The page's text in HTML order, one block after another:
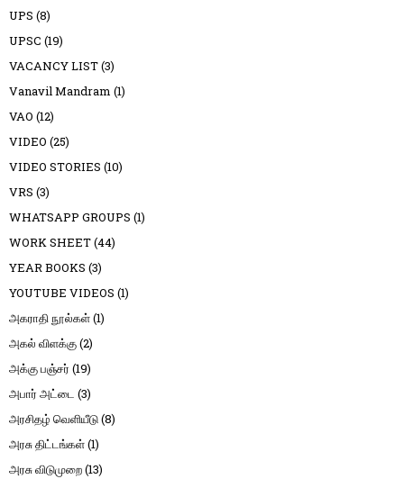
UPS (8)
UPSC (19)
VACANCY LIST(3)
Vanavil Mandram (1)
VAO (12)
VIDEO (25)
VIDEO STORIES (10)
VRS (3)
WHATSAPP GROUPS (1)
WORK SHEET(44)
YEAR BOOKS (3)
YOUTUBE VIDEOS (1)
அகராதி நூல்கள்(1)
அகல் விளக்கு(2)
அக்கு பஞ்சர் (19)
அபார் அட்டை (3)
அரசிதழ் வெளியீடு(8)
அரசு திட்டங்கள்(1)
அரசு விடுமுறை(13)